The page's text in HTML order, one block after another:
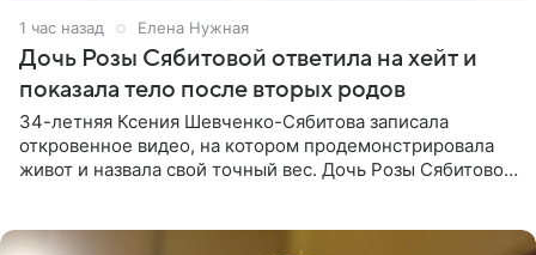
1 час назад Елена Нужная
Дочь Розы Сябитовой ответила на хейт и
показала тело после вторых родов
34-летняя Ксения Шевченко-Сябитова записала
откровенное видео, на котором продемонстрировала
живот и назвала свой точный вес. Дочь Розы Сябитовой